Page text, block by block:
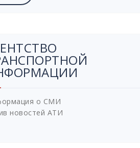
о СМИ
новостей АТИ